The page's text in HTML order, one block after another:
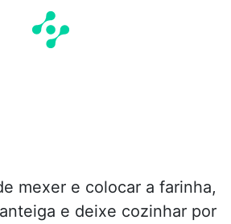
mexer e colocar a farinha,
e deixe cozinhar por